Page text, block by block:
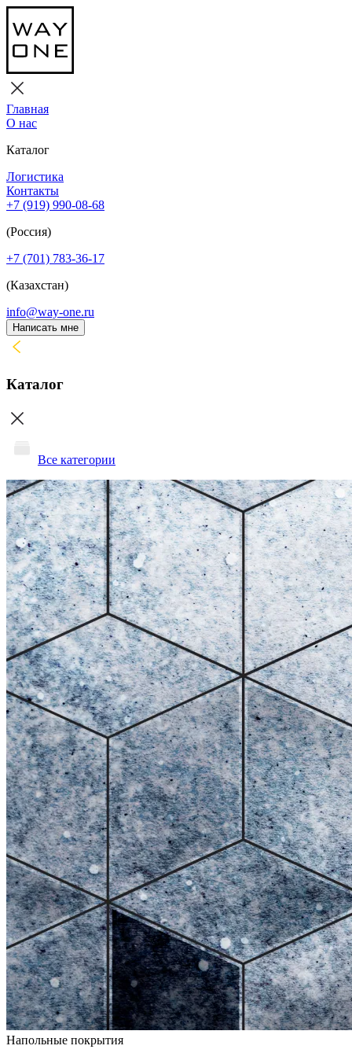
Главная
О нас
Каталог
Логистика
Контакты
+7 (919) 990-08-68
(Россия)
+7 (701) 783-36-17
(Казахстан)
info@way-one.ru
Написать мне
Каталог
Все категории
Напольные покрытия